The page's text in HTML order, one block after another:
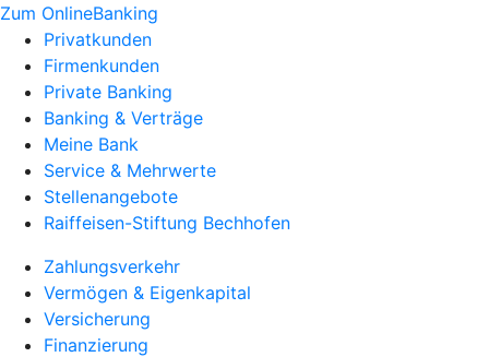
Zum OnlineBanking
Privatkunden
Firmenkunden
Private Banking
Banking & Verträge
Meine Bank
Service & Mehrwerte
Stellenangebote
Raiffeisen-Stiftung Bechhofen
Zahlungsverkehr
Vermögen & Eigenkapital
Versicherung
Finanzierung